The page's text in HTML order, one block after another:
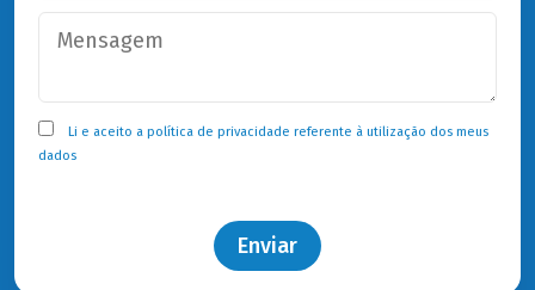
Li e aceito a política de privacidade referente à utilização dos meus
dados
Enviar